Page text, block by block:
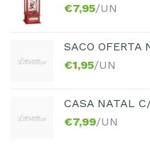
€7,95/UN
SACO OFERTA
€1,95/UN
CASA NATAL
€7,99/UN